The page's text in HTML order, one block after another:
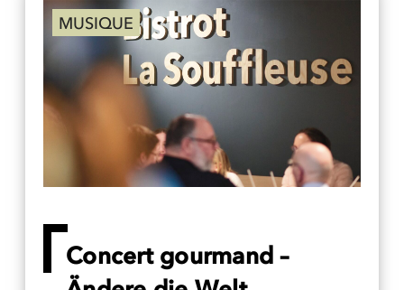
MUSIQUE
Concert gourmand –